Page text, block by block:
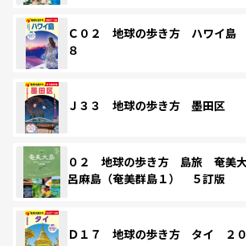
Ｃ０２ 地球の歩き方 ハワイ島
８
Ｊ３３ 地球の歩き方 墨田区
０２ 地球の歩き方 島旅 奄美
呂麻島（奄美群島１） ５訂版
Ｄ１７ 地球の歩き方 タイ ２０